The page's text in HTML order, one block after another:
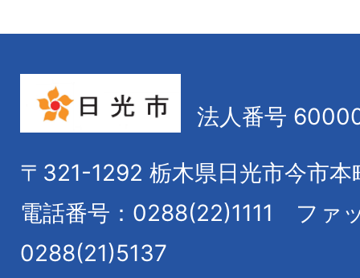
法人番号
〒321-1292 栃木県日光市今市本
電話番号：0288(22)1111
ファ
0288(21)5137